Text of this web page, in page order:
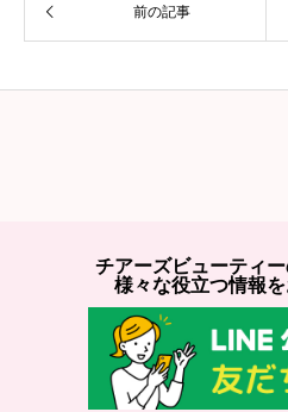
前の記事
チアーズビューティ
様々な役立つ情報を